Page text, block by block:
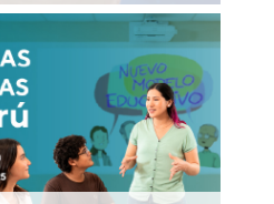
universidad del Perú
temáticas, según el
Times Higher Education
(THE):
Ingeniería
Sociales
,
Educación
,
Físicas